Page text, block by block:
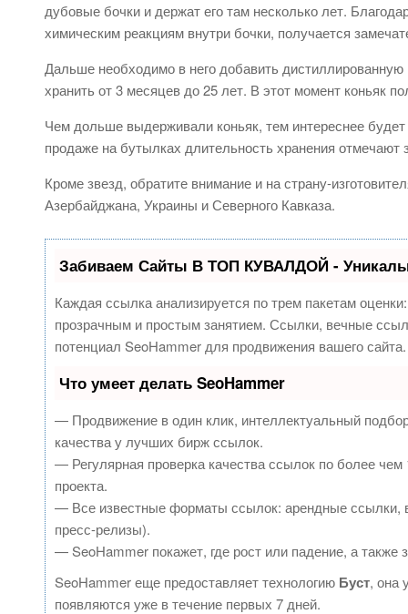
дубовые бочки и держат его там несколько лет.
химическим реакциям внутри бочки, получается
Дальше необходимо в него добавить
хранить от 3 месяцев до 25 лет. В этот момент коньяк
Чем дольше выдерживали коньяк, тем интереснее
продаже на бутылках длительность хранения
Кроме звезд, обратите внимание и на страну-
Азербайджана, Украины и Северного Кавказа.
Забиваем Сайты В ТОП КУВАЛДОЙ -
Каждая ссылка анализируется по трем пакетам
прозрачным и простым занятием. Ссылки, вечные
потенциал SeoHammer для продвижения вашего сайта.
Что умеет делать SeoHammer
— Продвижение в один клик, интеллектуальный
качества у лучших бирж ссылок.
— Регулярная проверка качества ссылок по более
проекта.
— Все известные форматы ссылок: арендные ссылки,
пресс-релизы).
— SeoHammer покажет, где рост или падение, а также
SeoHammer еще предоставляет технологию Буст, она
появляются уже в течение первых 7 дней.